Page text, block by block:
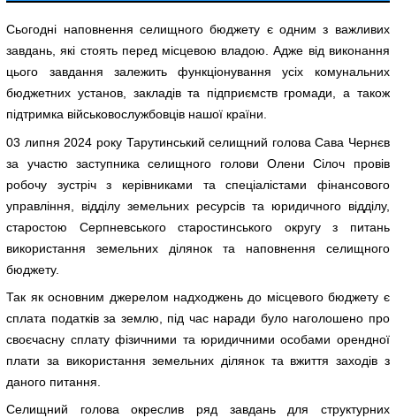
Сьогодні наповнення селищного бюджету є одним з важливих
завдань, які стоять перед місцевою владою. Адже від виконання
цього завдання залежить функціонування усіх комунальних
бюджетних установ, закладів та підприємств громади, а також
підтримка військовослужбовців нашої країни.
03 липня 2024 року Тарутинський селищний голова Сава Чернєв
за участю заступника селищного голови Олени Сілоч провів
робочу зустріч з керівниками та спеціалістами фінансового
управління, відділу земельних ресурсів та юридичного відділу,
старостою Серпневського старостинського округу з питань
використання земельних ділянок та наповнення селищного
бюджету.
Так як основним джерелом надходжень до місцевого бюджету є
сплата податків за землю, під час наради було наголошено про
своєчасну сплату фізичними та юридичними особами орендної
плати за використання земельних ділянок та вжиття заходів з
даного питання.
Селищний голова окреслив ряд завдань для структурних